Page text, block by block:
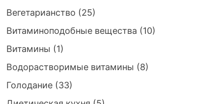
Вегетарианство (25)
Витаминоподобные вещества (10)
Витамины (1)
Водорастворимые витамины (8)
Голодание(33)